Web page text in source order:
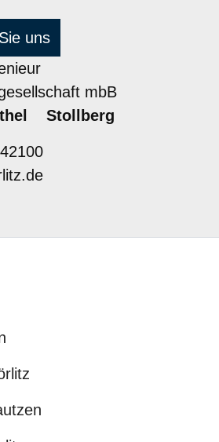
uns
mbB
Stollberg